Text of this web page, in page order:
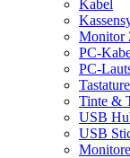
Kabel
Monitor
PC-
PC-
Tinte &
USB
USB
Monitore